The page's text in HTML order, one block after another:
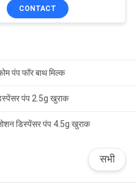
CONTACT
पंप फॉर बाथ मिल्क
पंप 2.5g खुराक
डिस्पेंसर पंप 4.5g खुराक
सभी